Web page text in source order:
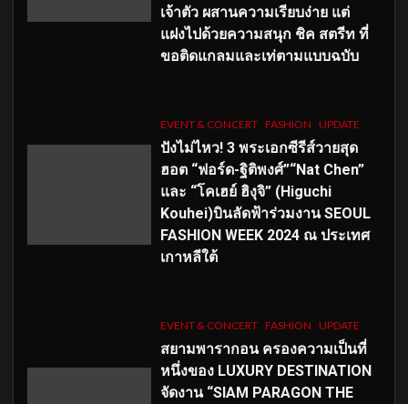
เจ้าตัว ผสานความเรียบง่าย แต่
แฝงไปด้วยความสนุก ชิค สตรีท ที่
ขอติดแกลมและเท่ตามแบบฉบับ
EVENT & CONCERT FASHION UPDATE
ปังไม่ไหว! 3 พระเอกซีรีส์วายสุด
ฮอต “ฟอร์ด-ฐิติพงศ์”“Nat Chen”
และ “โคเฮย์ ฮิงุจิ” (Higuchi
Kouhei)บินลัดฟ้าร่วมงาน SEOUL
FASHION WEEK 2024 ณ ประเทศ
เกาหลีใต้
EVENT & CONCERT FASHION UPDATE
สยามพารากอน ครองความเป็นที่
หนึ่งของ LUXURY DESTINATION
จัดงาน “SIAM PARAGON THE